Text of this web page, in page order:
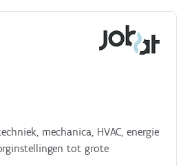
mechanica, HVAC, energie
tot grote